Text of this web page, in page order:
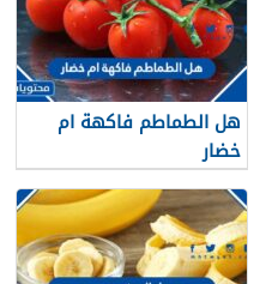
هل الطماطم فاكهة ام
خضار